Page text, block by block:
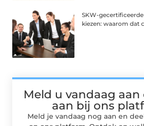
SKW-
kiezen: waarom dat
Meld u vandaag aan
aan bij ons
Meld je vandaag nog aan en